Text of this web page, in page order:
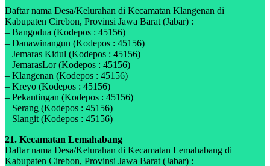
Daftar nama Desa/Kelurahan di Kecamatan Klangenan di
Kabupaten Cirebon, Provinsi Jawa Barat (Jabar) :
– Bangodua (Kodepos : 45156)
– Danawinangun (Kodepos : 45156)
– Jemaras Kidul (Kodepos : 45156)
– JemarasLor (Kodepos : 45156)
– Klangenan (Kodepos : 45156)
– Kreyo (Kodepos : 45156)
– Pekantingan (Kodepos : 45156)
– Serang (Kodepos : 45156)
– Slangit (Kodepos : 45156)
21. Kecamatan Lemahabang
Daftar nama Desa/Kelurahan di Kecamatan Lemahabang di
Kabupaten Cirebon, Provinsi Jawa Barat (Jabar) :